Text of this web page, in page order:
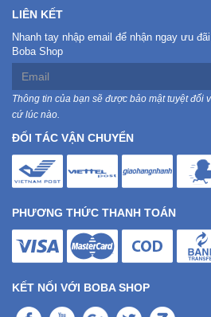
pháp
Voucher
Mẹ
Và
LIÊN KẾT
Nhanh tay nhập email để nhận ngay ưu
Boba Shop
Thông tin của bạn sẽ được bảo mật tuyệt đối
cứ lúc nào.
ĐỐI TÁC VẬN CHUYỂN
PHƯƠNG THỨC THANH TOÁN
KẾT NỐI VỚI BOBA SHOP